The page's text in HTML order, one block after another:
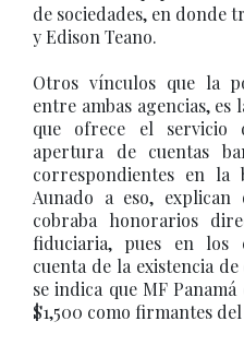
de sociedades, en donde
y Edison Teano.
Otros vínculos que la
entre ambas agencias,
que ofrece el servicio
apertura de cuentas
correspondientes en la
Aunado a eso, explican
cobraba honorarios
fiduciaria, pues en los
cuenta de la existencia
se indica que MF
$1,500 como firmantes